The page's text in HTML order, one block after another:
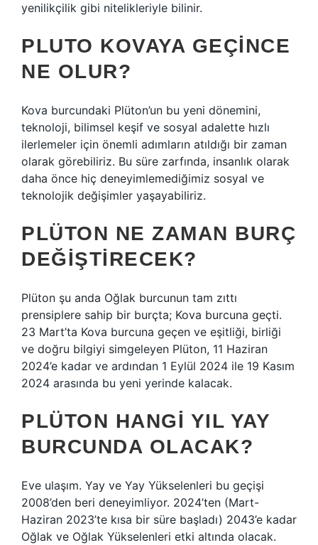
yenilikçilik gibi nitelikleriyle bilinir.
PLUTO KOVAYA GEÇINCE
NE OLUR?
Kova burcundaki Plüton’un bu yeni dönemini,
teknoloji, bilimsel keşif ve sosyal adalette hızlı
ilerlemeler için önemli adımların atıldığı bir zaman
olarak görebiliriz. Bu süre zarfında, insanlık olarak
daha önce hiç deneyimlemediğimiz sosyal ve
teknolojik değişimler yaşayabiliriz.
PLÜTON NE ZAMAN BURÇ
DEĞIŞTIRECEK?
Plüton şu anda Oğlak burcunun tam zıttı
prensiplere sahip bir burçta; Kova burcuna geçti.
23 Mart’ta Kova burcuna geçen ve eşitliği, birliği
ve doğru bilgiyi simgeleyen Plüton, 11 Haziran
2024’e kadar ve ardından 1 Eylül 2024 ile 19 Kasım
2024 arasında bu yeni yerinde kalacak.
PLÜTON HANGI YIL YAY
BURCUNDA OLACAK?
Eve ulaşım. Yay ve Yay Yükselenleri bu geçişi
2008’den beri deneyimliyor. 2024’ten (Mart-
Haziran 2023’te kısa bir süre başladı) 2043’e kadar
Oğlak ve Oğlak Yükselenleri etki altında olacak.